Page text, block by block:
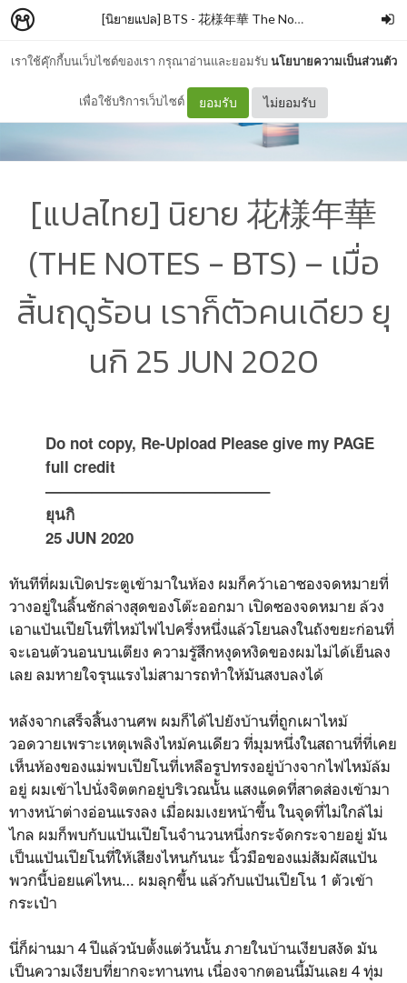
เราใช้คุ๊กกี้บนเว็บไซต์ของเรา กรุณาอ่านและยอมรับนโยบายความเป็นส่วนตัว
เพื่อใช้บริการเว็บไซต์ ยอมรับ ไม่ยอมรับ
[นิยายแปล] BTS - 花様年華 The Notes1
[แปลไทย] นิยาย 花様年華
(THE NOTES - BTS) – เมื่อ
สิ้นฤดูร้อน เราก็ตัวคนเดียว ยุ
นกิ 25 JUN 2020
Do not copy, Re-Upload Please give my PAGE
full credit
——————————————–
ยุนกิ
25 JUN 2020
ทันทีที่ผมเปิดประตูเข้ามาในห้อง ผมก็คว้าเอาซองจดหมายที่
วางอยู่ในลิ้นชักล่างสุดของโต๊ะออกมา เปิดซองจดหมาย ล้วง
เอาแป้นเปียโนที่ไหม้ไฟไปครึ่งหนึ่งแล้วโยนลงในถังขยะก่อนที่
จะเอนตัวนอนบนเตียง ความรู้สึกหงุดหงิดของผมไม่ได้เย็นลง
เลย ลมหายใจรุนแรงไม่สามารถทำให้มันสงบลงได้
หลังจากเสร็จสิ้นงานศพ ผมก็ได้ไปยังบ้านที่ถูกเผาไหม้
วอดวายเพราะเหตุเพลิงไหม้คนเดียว ที่มุมหนึ่งในสถานที่ที่เคย
เห็นห้องของแม่พบเปียโนที่เหลือรูปทรงอยู่บ้างจากไฟไหม้ล้ม
อยู่ ผมเข้าไปนั่งจิตตกอยู่บริเวณนั้น แสงแดดที่สาดส่องเข้ามา
ทางหน้าต่างอ่อนแรงลง เมื่อผมเงยหน้าขึ้น ในจุดที่ไม่ใกล้ไม่
ไกล ผมก็พบกับแป้นเปียโนจำนวนหนึ่งกระจัดกระจายอยู่ มัน
เป็นแป้นเปียโนที่ให้เสียงไหนกันนะ นิ้วมือของแม่สัมผัสแป้น
พวกนี้บ่อยแค่ไหน… ผมลุกขึ้น แล้วกับแป้นเปียโน 1 ตัวเข้า
กระเป๋า
นี่ก็ผ่านมา 4 ปีแล้วนับตั้งแต่วันนั้น ภายในบ้านเงียบสงัด มัน
เป็นความเงียบที่ยากจะทานทน เนื่องจากตอนนี้มันเลย 4 ทุ่ม